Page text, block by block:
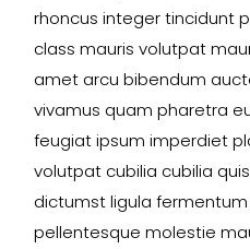
rhoncus integer tincidunt
class mauris volutpat
amet arcu bibendum
vivamus quam pharetra
feugiat ipsum imperdiet
volutpat cubilia cubilia
dictumst ligula
pellentesque molestie